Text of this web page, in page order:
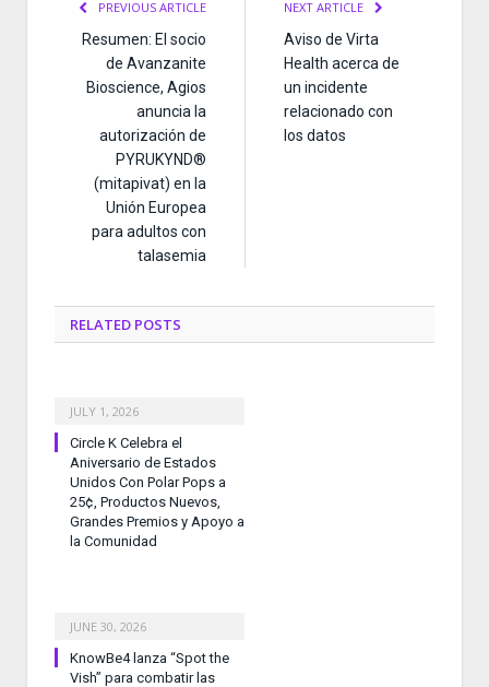
PREVIOUS ARTICLE
Resumen: El socio
de Avanzanite
Bioscience, Agios
anuncia la
autorización de
PYRUKYND®
(mitapivat) en la
Unión Europea
para adultos con
talasemia
NEXT ARTICLE
Aviso de Virta
Health acerca de
un incidente
relacionado con
los datos
RELATED POSTS
JULY 1, 2026
Circle K Celebra el
Aniversario de Estados
Unidos Con Polar Pops a
25¢, Productos Nuevos,
Grandes Premios y Apoyo a
la Comunidad
JUNE 30, 2026
KnowBe4 lanza “Spot the
Vish” para combatir las